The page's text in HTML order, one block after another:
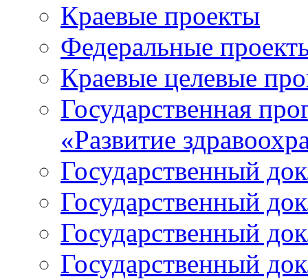
Краевые проекты
Федеральные
Краевые целевые
Государственная
«Развитие
Государственный
Государственный
Государственный
Государственный